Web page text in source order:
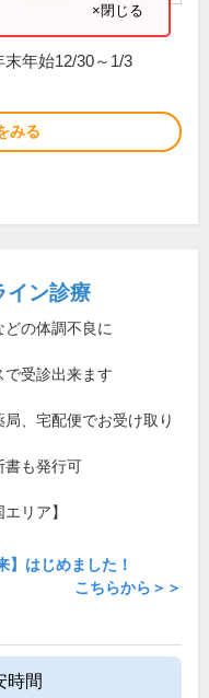
×閉じる
末年始12/30～1/3
みる
イン診療
の体調不良に
で受診出来ます
、宅配便でお受け取り
書も発行可
リア】
】はじめました！
こちらから＞＞
時間